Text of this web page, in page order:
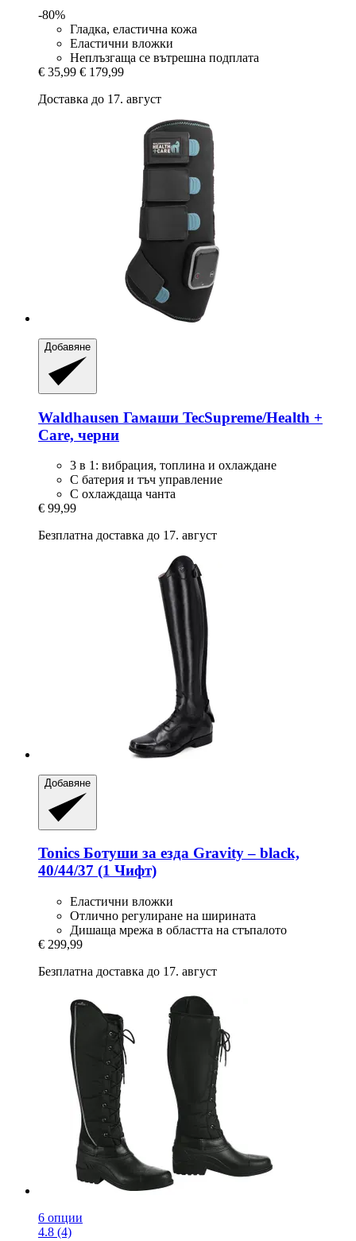
-80%
Гладка, еластична кожа
Еластични вложки
Неплъзгаща се вътрешна подплата
€ 35,99 € 179,99
Доставка до 17. август
Добавяне
Waldhausen Гамаши TecSupreme/Health +
Care, черни
3 в 1: вибрация, топлина и охлаждане
С батерия и тъч управление
С охлаждаща чанта
€ 99,99
Безплатна доставка до 17. август
Добавяне
Tonics Ботуши за езда Gravity – black,
40/44/37 (1 Чифт)
Еластични вложки
Отлично регулиране на ширината
Дишаща мрежа в областта на стъпалото
€ 299,99
Безплатна доставка до 17. август
6 опции
4.8 (4)